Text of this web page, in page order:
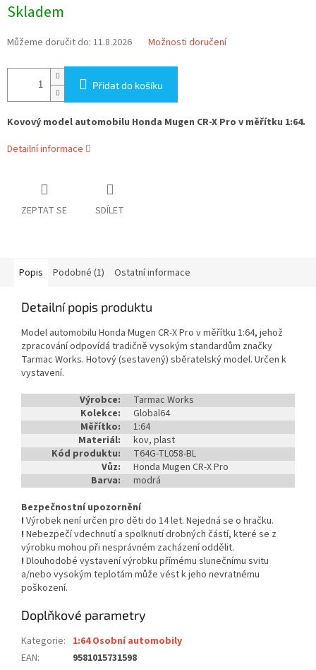
cena:
Skladem
Můžeme doručit do: 11.8.2026 Možnosti doručení
Přidat do košíku
Kovový model automobilu Honda Mugen CR-X Pro v měřítku 1:64.
Detailní informace
ZEPTAT SE SDÍLET
Popis Podobné (1) Ostatní informace
Detailní popis produktu
Model automobilu Honda Mugen CR-X Pro v měřítku 1:64, jehož
zpracování odpovídá tradičně vysokým standardům značky
Tarmac Works. Hotový (sestavený) sběratelský model. Určen k
vystavení.
Výrobce:
Tarmac Works
Kolekce:
Global64
Měřítko:
1:64
Materiál:
kov, plast
Kód produktu:
T64G-TL058-BL
Vůz:
Honda Mugen CR-X Pro
Barva:
modrá
Bezpečnostní upozornění
! Výrobek není určen pro děti do 14 let. Nejedná se o hračku.
! Nebezpečí vdechnutí a spolknutí drobných částí, které se z
výrobku mohou při nesprávném zacházení oddělit.
! Dlouhodobé vystavení výrobku přímému slunečnímu svitu
a/nebo vysokým teplotám může vést k jeho nevratnému
poškození.
Doplňkové parametry
Kategorie: 1:64 Osobní automobily
EAN: 9581015731598